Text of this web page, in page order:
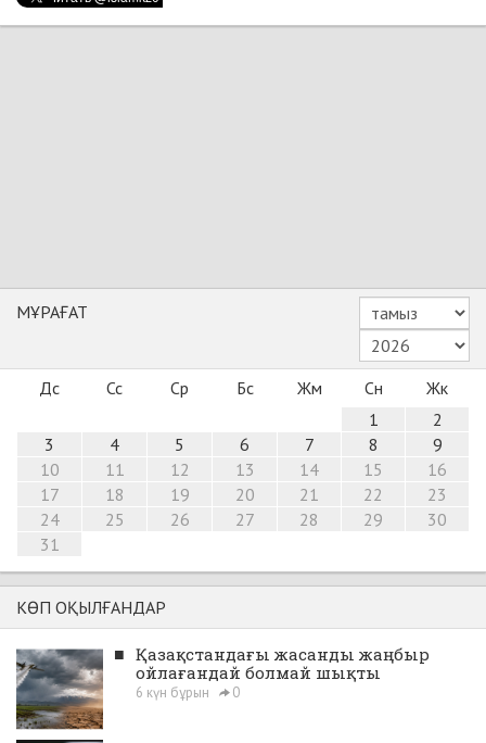
МҰРАҒАТ
Дс Сс Ср Бс Жм Сн
Жк
1
2
3
4 5 6 7 8
9
10
11 12 13 14 15
16
17
18 19 20 21 22
23
24
25 26 27 28 29
30
31
КӨП ОҚЫЛҒАНДАР
■ Қазақстандағы жасанды жаңбыр
ойлағандай болмай шықты
6 күн бұрын 0